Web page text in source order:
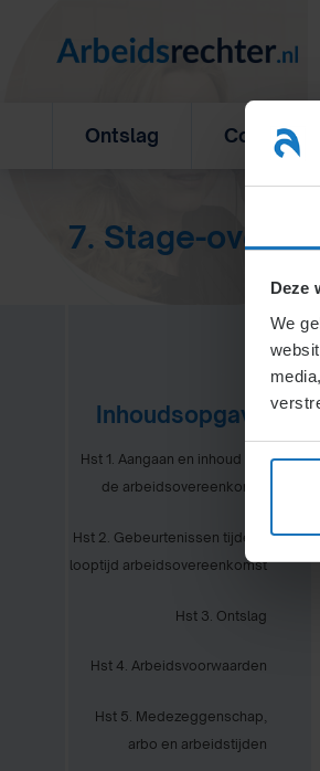
Deze
We
Ontslag
7. Stage-
Inhoudsopgave
Hst 1. Aangaan en inhoud van
de arbeidsovereenkomst
Hst 2. Gebeurtenissen tijdens
looptijd arbeidsovereenkomst
Hst 3. Ontslag
Hst 4. Arbeidsvoorwaarden
Hst 5. Medezeggenschap,
arbo en arbeidstijden